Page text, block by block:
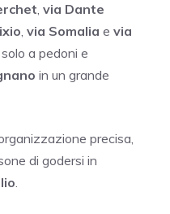
via Dante
via Somalia e via
a pedoni e
in un grande
precisa,
di godersi in